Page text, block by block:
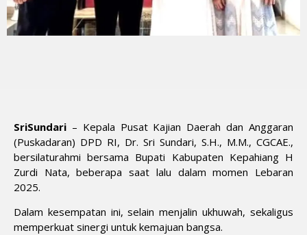
SriSundari – Kepala Pusat Kajian Daerah dan Anggaran
(Puskadaran) DPD RI, Dr. Sri Sundari, S.H., M.M., CGCAE.,
bersilaturahmi bersama Bupati Kabupaten Kepahiang H
Zurdi Nata, beberapa saat lalu dalam momen Lebaran
2025.
Dalam kesempatan ini, selain menjalin ukhuwah, sekaligus
memperkuat sinergi untuk kemajuan bangsa.